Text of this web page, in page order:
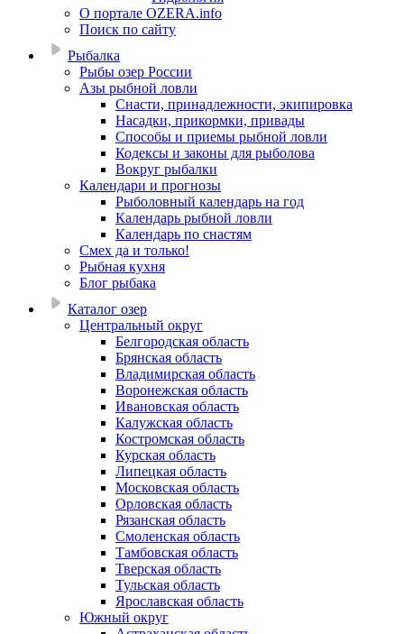
О портале OZERA.info
Поиск по сайту
Рыбалка
Рыбы озер России
Азы рыбной ловли
Снасти, принадлежности, экипировка
Насадки, прикормки, привады
Способы и приемы рыбной ловли
Кодексы и законы для рыболова
Вокруг рыбалки
Календари и прогнозы
Рыболовный календарь на год
Календарь рыбной ловли
Календарь по снастям
Смех да и только!
Рыбная кухня
Блог рыбака
Каталог озер
Центральный округ
Белгородская область
Брянская область
Владимирская область
Воронежская область
Ивановская область
Калужская область
Костромская область
Курская область
Липецкая область
Московская область
Орловская область
Рязанская область
Смоленская область
Тамбовская область
Тверская область
Тульская область
Ярославская область
Южный округ